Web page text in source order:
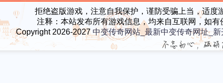
拒绝盗版游戏，注意自我保护，谨防受骗上当，适
注释：本站发布所有游戏信息，均来自互联网，如
Copyright 2026-2027 中变传奇网站_最新中变传奇网址_